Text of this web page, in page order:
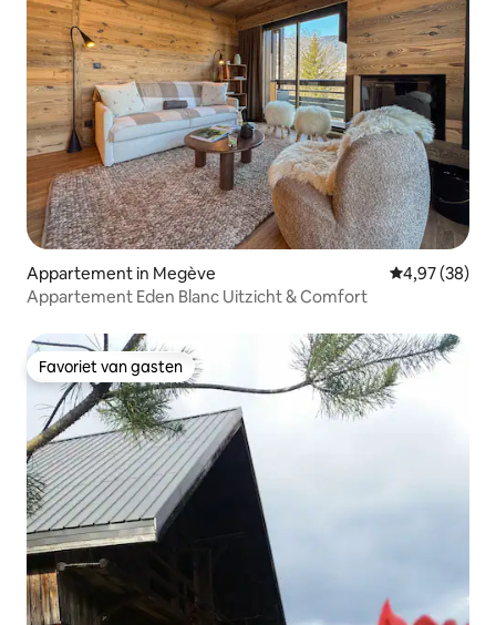
Appartement in Megève Gemiddelde
4,97 (38)
Appartement Eden Blanc Uitzicht & Comfort
Favoriet van gasten
Favoriet van gasten